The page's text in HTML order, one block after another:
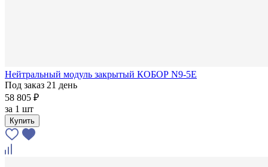
Нейтральный модуль закрытый КОБОР N9-5E
Под заказ 21 день
58 805 ₽
за 1 шт
Купить